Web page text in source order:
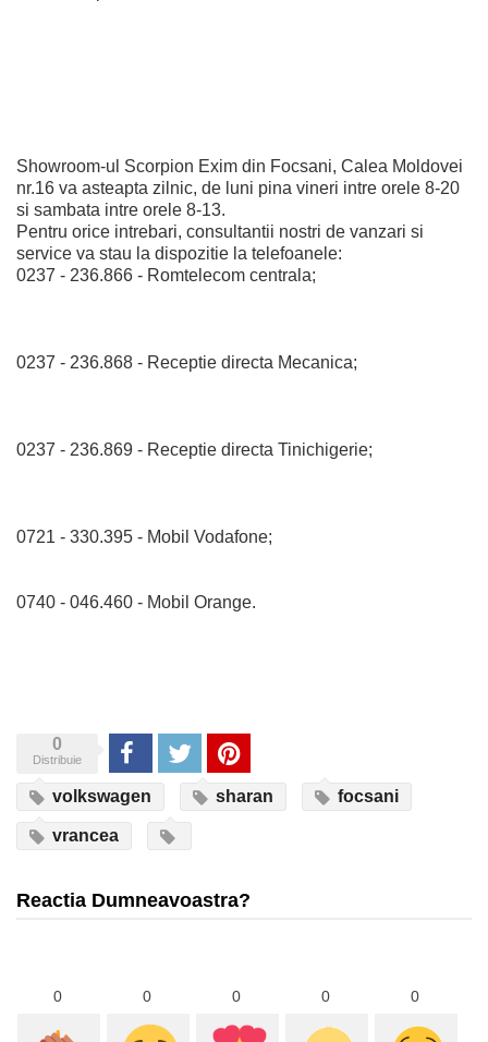
Showroom-ul Scorpion Exim din Focsani, Calea Moldovei
nr.16 va asteapta zilnic, de luni pina vineri intre orele 8-20
si sambata intre orele 8-13.
Pentru orice intrebari, consultantii nostri de vanzari si
service va stau la dispozitie la telefoanele:
0237 - 236.866 - Romtelecom centrala;
0237 - 236.868 - Receptie directa Mecanica;
0237 - 236.869 - Receptie directa Tinichigerie;
0721 - 330.395 - Mobil Vodafone;
0740 - 046.460 - Mobil Orange.
0
Distribuie Share Tweet Pinterest
volkswagen sharan focsani
vrancea
Reactia Dumneavoastra?
0 0 0 0 0